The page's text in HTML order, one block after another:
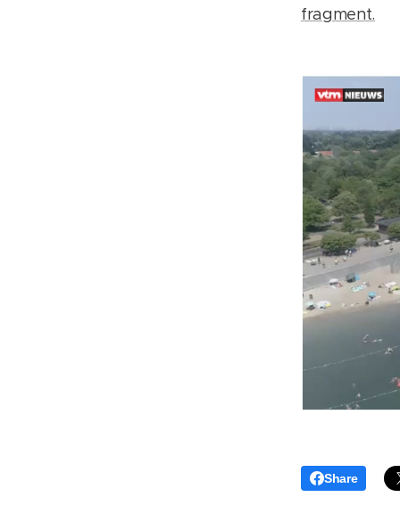
fragment.
Share